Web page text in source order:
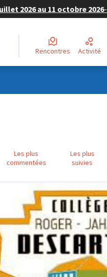
2026 au 11 octobre 2026-
Rencontres Activité
Les plus
commentées
Les plus
suivies